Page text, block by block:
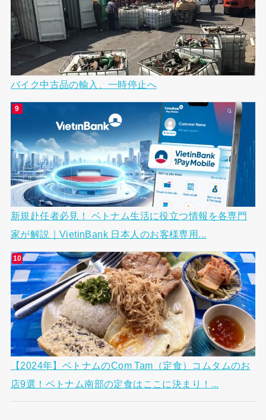
バイク中古品の輸入、一時停止へ
新規赴任者必見！ ベトナム生活に役立つ情報を各専門
家が解説｜VietinBank 日本人のお客様専用...
【2024年】ベトナムのCom Tam（定食）コムタムのお
店9選！ベトナム南部の定食はここに決まり！...